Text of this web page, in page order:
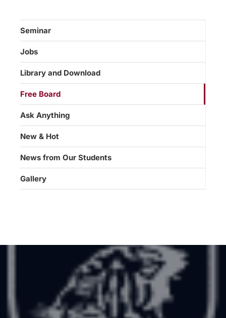
Seminar
Jobs
Library and Download
Free Board
Ask Anything
New & Hot
News from Our Students
Gallery